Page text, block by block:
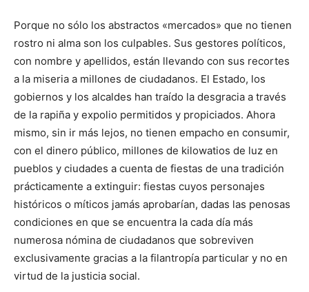
Porque no sólo los abstractos «mercados» que no tienen
rostro ni alma son los culpables. Sus gestores políticos,
con nombre y apellidos, están llevando con sus recortes
a la miseria a millones de ciudadanos. El Estado, los
gobiernos y los alcaldes han traído la desgracia a través
de la rapiña y expolio permitidos y propiciados. Ahora
mismo, sin ir más lejos, no tienen empacho en consumir,
con el dinero público, millones de kilowatios de luz en
pueblos y ciudades a cuenta de fiestas de una tradición
prácticamente a extinguir: fiestas cuyos personajes
históricos o míticos jamás aprobarían, dadas las penosas
condiciones en que se encuentra la cada día más
numerosa nómina de ciudadanos que sobreviven
exclusivamente gracias a la filantropía particular y no en
virtud de la justicia social.